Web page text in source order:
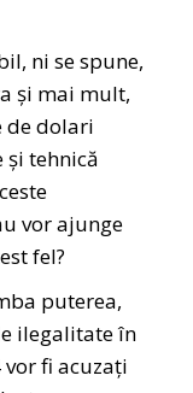
ni se spune,
și mai mult,
de dolari
tehnică
vor ajunge
fel?
puterea,
ilegalitate în
fi acuzați